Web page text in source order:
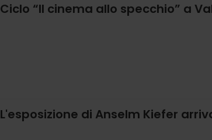
Ciclo “Il cinema allo specchio” a
L'esposizione di Anselm Kiefer